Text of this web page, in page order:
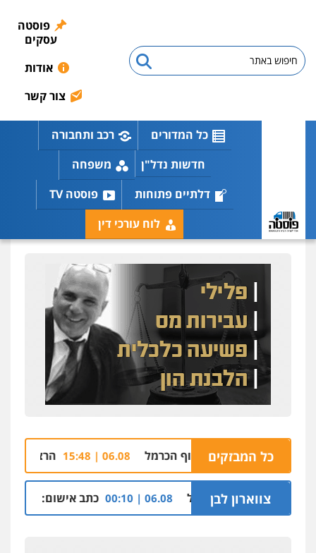
פוסטה
עסקים
אודות
צור קשר
כל המדורים
רכב ותחבורה
חדשות נדל"ן
משפחה
דלתיים פתוחות
פוסטה TV
לוח עורכי דין
כל המבזקים
וחיפה במגדלי חוף הכרמל 06.08 | 15:48 הרצח בנתיבות:
צווארון לבן
בכפר בענה שבגליל 06.08 | 00:10 כתב אישום: יו"ר ש"ס